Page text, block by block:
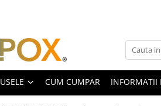
CUM CUMPAR INFORMATII